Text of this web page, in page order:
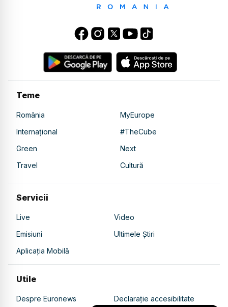
Teme
România
MyEurope
Internațional
#TheCube
Green
Next
Travel
Cultură
Servicii
Live
Video
Emisiuni
Ultimele Știri
Aplicația Mobilă
Utile
Despre Euronews Declarație accesibilitate